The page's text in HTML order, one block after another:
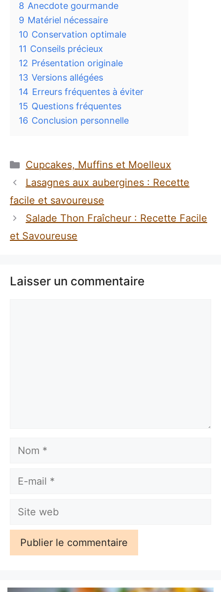
8 Anecdote gourmande
9 Matériel nécessaire
10 Conservation optimale
11 Conseils précieux
12 Présentation originale
13 Versions allégées
14 Erreurs fréquentes à éviter
15 Questions fréquentes
16 Conclusion personnelle
Catégories
Cupcakes, Muffins et Moelleux
Lasagnes aux aubergines : Recette
facile et savoureuse
Salade Thon Fraîcheur : Recette Facile
et Savoureuse
Laisser un commentaire
Nom
E-
Site